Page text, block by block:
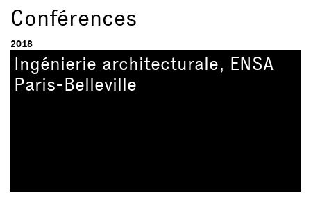
Conférences
2018
Ingénierie architecturale, ENSA
Paris-Belleville